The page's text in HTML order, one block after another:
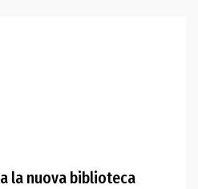
la nuova biblioteca